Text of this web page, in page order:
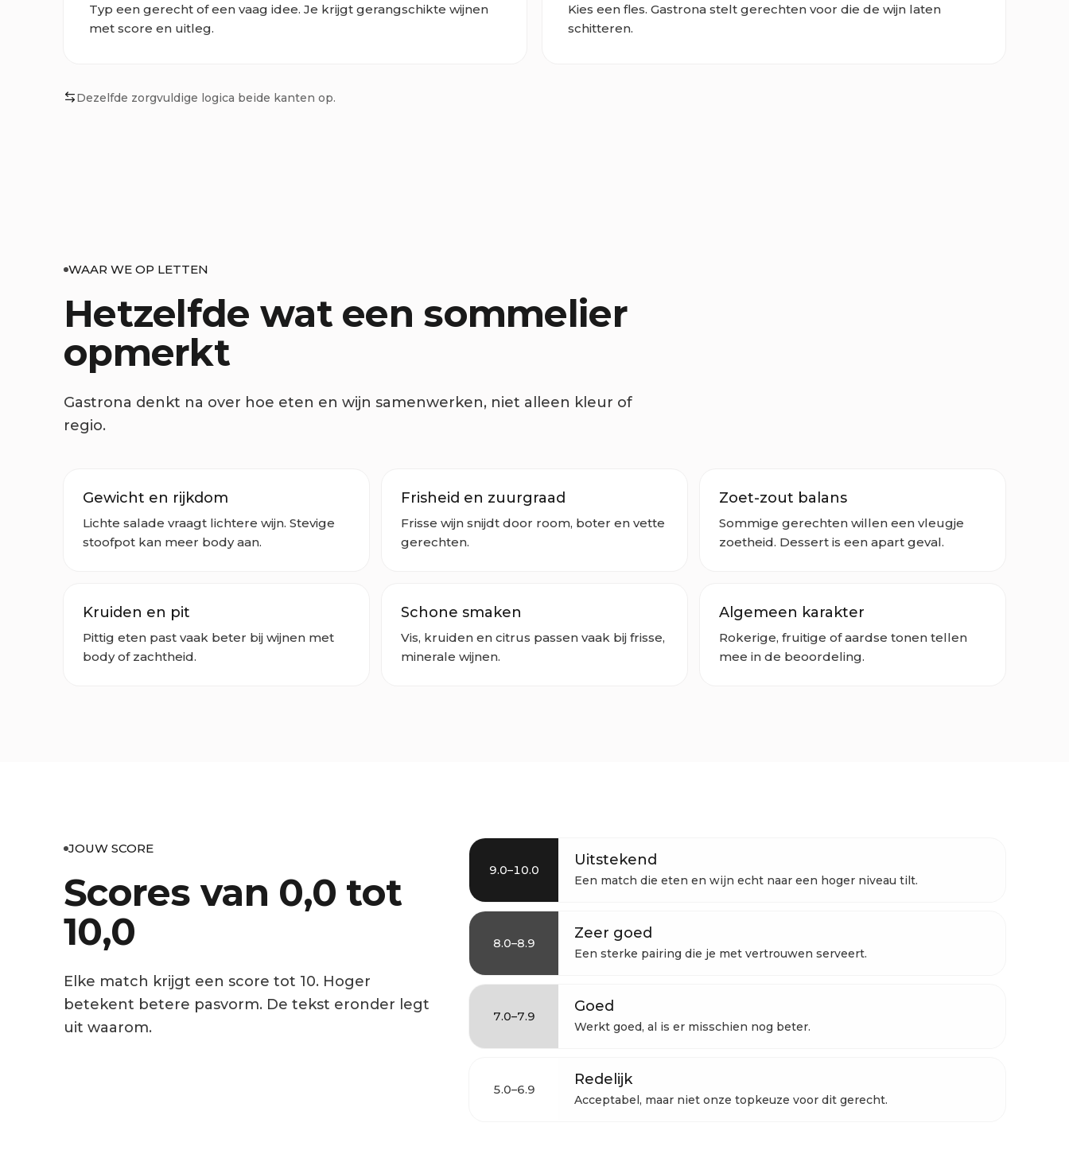
Typ een gerecht of een vaag idee. Je krijgt gerangschikte wijnen
met score en uitleg.
Kies een fles. Gastrona stelt gerechten voor die de wijn laten
schitteren.
Dezelfde zorgvuldige logica beide kanten op.
WAAR WE OP LETTEN
Hetzelfde wat een sommelier
opmerkt
Gastrona denkt na over hoe eten en wijn samenwerken, niet alleen kleur of
regio.
Gewicht en rijkdom
Lichte salade vraagt lichtere wijn. Stevige
stoofpot kan meer body aan.
Frisheid en zuurgraad
Frisse wijn snijdt door room, boter en vette
gerechten.
Zoet-zout balans
Sommige gerechten willen een vleugje
zoetheid. Dessert is een apart geval.
Kruiden en pit
Pittig eten past vaak beter bij wijnen met
body of zachtheid.
Schone smaken
Vis, kruiden en citrus passen vaak bij frisse,
minerale wijnen.
Algemeen karakter
Rokerige, fruitige of aardse tonen tellen
mee in de beoordeling.
JOUW SCORE
Scores van 0,0 tot
10,0
Elke match krijgt een score tot 10. Hoger
betekent betere pasvorm. De tekst eronder legt
uit waarom.
9.0–10.0
Uitstekend
Een match die eten en wijn echt naar een hoger niveau tilt.
8.0–8.9
Zeer goed
Een sterke pairing die je met vertrouwen serveert.
7.0–7.9
Goed
Werkt goed, al is er misschien nog beter.
5.0–6.9
Redelijk
Acceptabel, maar niet onze topkeuze voor dit gerecht.